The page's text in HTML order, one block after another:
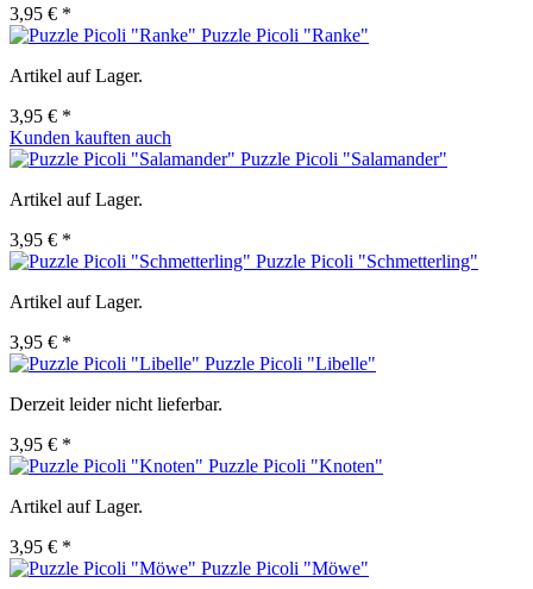
3,95 € *
Puzzle Picoli "Ranke"
Artikel auf Lager.
3,95 € *
Kunden kauften auch
Puzzle Picoli "Salamander"
Artikel auf Lager.
3,95 € *
Puzzle Picoli "Schmetterling"
Artikel auf Lager.
3,95 € *
Puzzle Picoli "Libelle"
Derzeit leider nicht lieferbar.
3,95 € *
Puzzle Picoli "Knoten"
Artikel auf Lager.
3,95 € *
Puzzle Picoli "Möwe"